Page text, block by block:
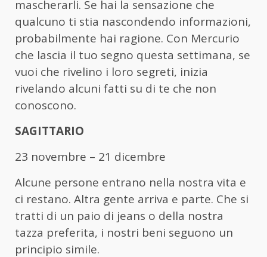
mascherarli. Se hai la sensazione che
qualcuno ti stia nascondendo informazioni,
probabilmente hai ragione. Con Mercurio
che lascia il tuo segno questa settimana, se
vuoi che rivelino i loro segreti, inizia
rivelando alcuni fatti su di te che non
conoscono.
SAGITTARIO
23 novembre – 21 dicembre
Alcune persone entrano nella nostra vita e
ci restano. Altra gente arriva e parte. Che si
tratti di un paio di jeans o della nostra
tazza preferita, i nostri beni seguono un
principio simile.